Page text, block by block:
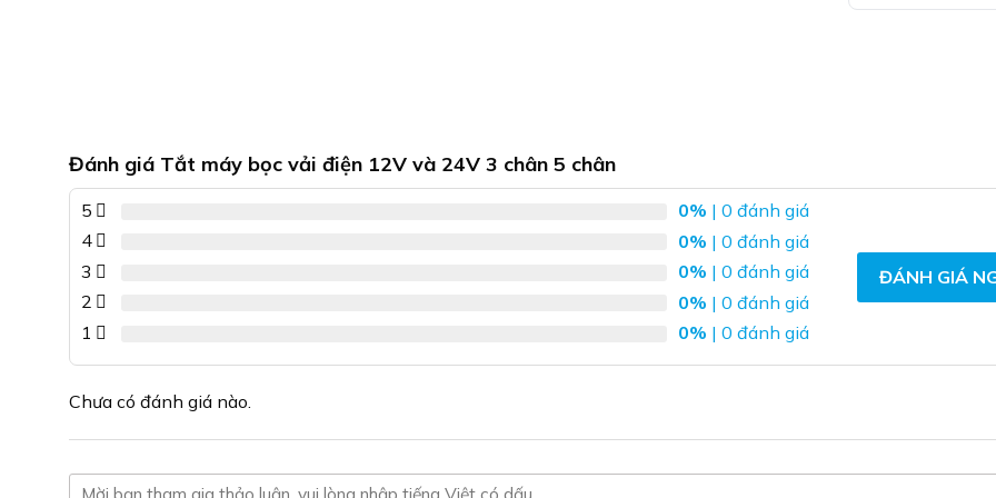
Sản
Các
thể
trên
phẩm
Đánh giá Tắt máy bọc vải điện 12V và 24V 3 chân 5 chân
5 0% | 0 đánh giá
4
0% | 0 đánh giá
3
0% | 0 đánh giá
2
0% | 0 đánh giá
1
0% | 0 đánh giá
ĐÁNH GIÁ
Chưa có đánh giá nào.